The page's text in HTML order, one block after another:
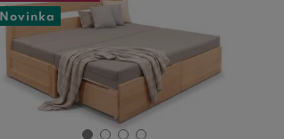
Novinka